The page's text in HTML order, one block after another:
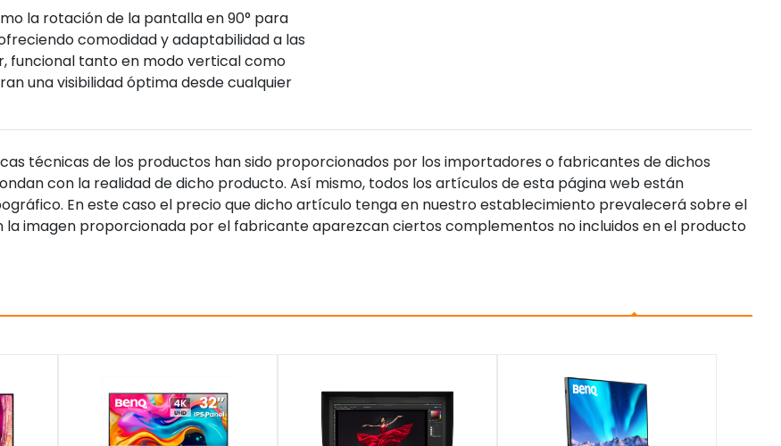
la rotación de la pantalla en 90° para
comodidad y adaptabilidad a las
funcional tanto en modo vertical como
una visibilidad óptima desde cualquier
técnicas de los productos han sido proporcionados por los importadores o fabricantes de dichos
con la realidad de dicho producto. Así mismo, todos los artículos de esta página web están
En este caso el precio que dicho artículo tenga en nuestro establecimiento prevalecerá sobre el
la imagen proporcionada por el fabricante aparezcan ciertos complementos no incluidos en el producto